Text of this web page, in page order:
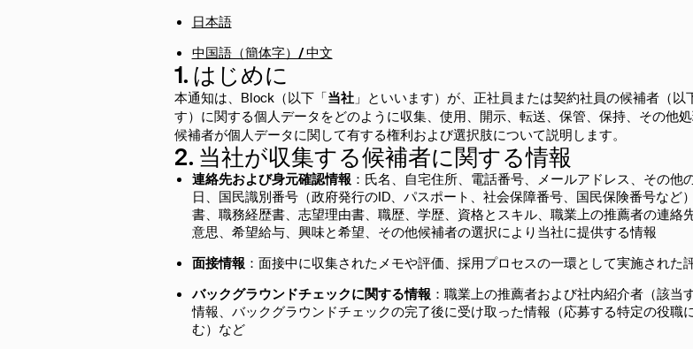
日本語
中国語（簡体字）/ 中文
1. はじめに
本通知は、Block（以下「当社」といいます）が、正社員または契約社員の候補者（以
す）に関する個人データをどのように収集、使用、開示、転送、保管、保持、その他
候補者が個人データに関して有する権利および選択肢について説明します。
2. 当社が収集する候補者に関する情報
連絡先および身元確認情報 ：氏名、自宅住所、電話番号、メールアドレス、その他
日、国民識別番号（政府発行のID、パスポート、社会保障番号、国民保険番号など）
書、職務経歴書、志望理由書、職歴、学歴、資格とスキル、職業上の推薦者の連絡
意思、希望給与、興味と希望、その他候補者の選択により当社に提供する情報
面接情報 ：面接中に収集されたメモや評価、採用プロセスの一環として実施された
バックグラウンドチェックに関する情報 ：職業上の推薦者および社内紹介者（該当
情報、バックグラウンドチェックの完了後に受け取った情報（応募する特定の役職
む）など